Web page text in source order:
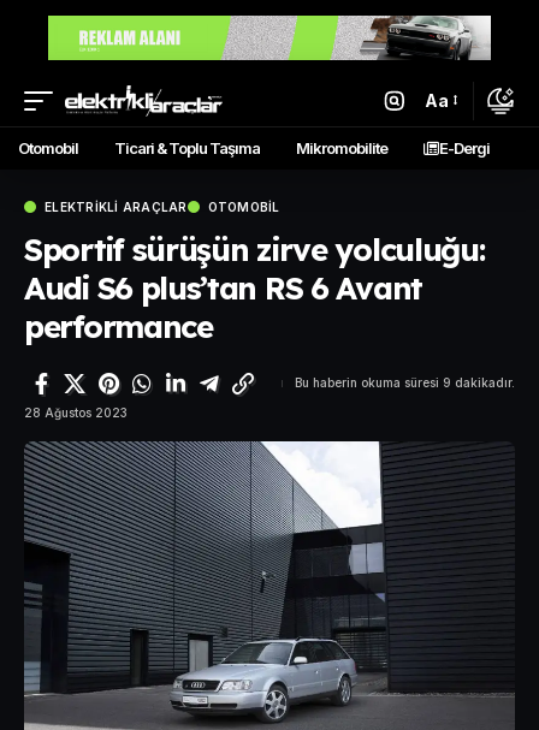
Aa
Otomobil Ticari & Toplu Taşıma Mikromobilite E-Dergi
ELEKTRIKLI ARAÇLAR OTOMOBIL
Sportif sürüşün zirve yolculuğu:
Audi S6 plus’tan RS 6 Avant
performance
28 Ağustos 2023
Bu haberin okuma süresi 9 dakikadır.